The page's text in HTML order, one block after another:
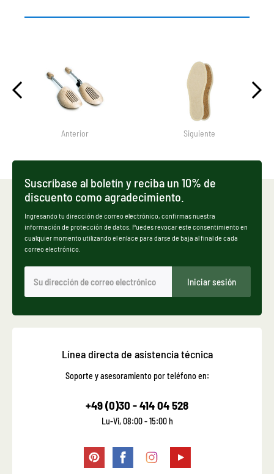
Anterior Siguiente
Suscríbase al boletín y reciba un 10% de
discuento como agradecimiento.
Ingresando tu dirección de correo electrónico, confirmas nuestra
información de protección de datos. Puedes revocar este consentimiento en
cualquier momento utilizando el enlace para darse de baja al final de cada
correo electrónico.
Iniciar sesión
Línea directa de asistencia técnica
Soporte y asesoramiento por teléfono en:
+49 (0)30 - 414 04 528
Lu-Vi, 08:00 - 15:00 h